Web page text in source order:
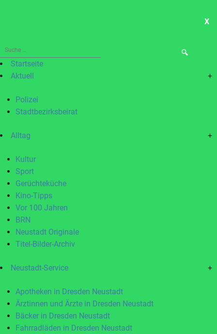
X
Suche
nach:Startseite
Aktuell
+
Polizei
Stadtbezirksbeirat
Alltag +
Kultur
Sport
Gerüchteküche
Kino-Tipps
Vor 100 Jahren
BRN
Neustadt Originale
Titel-Bilder-Archiv
Neustadt-Service +
Apotheken in Dresden Neustadt
Ärztinnen und Ärzte in Dresden Neustadt
Bäcker in Dresden Neustadt
Fahrradläden in Dresden Neustadt